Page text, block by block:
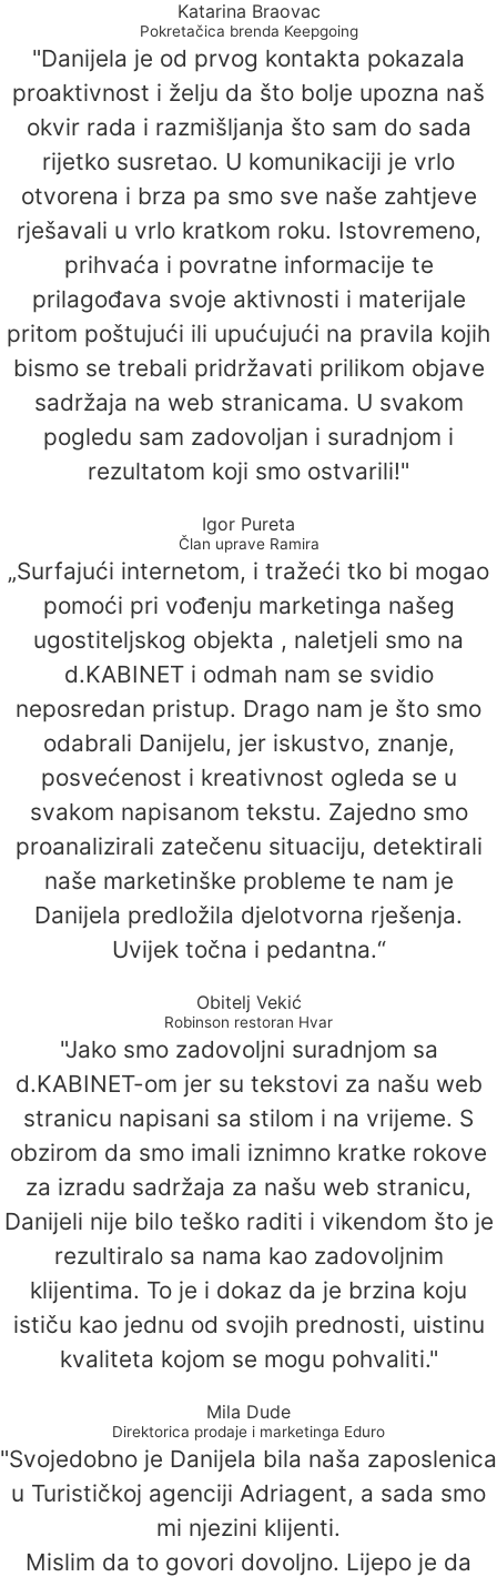
Katarina Braovac
Pokretačica brenda Keepgoing
"Danijela je od prvog kontakta pokazala
proaktivnost i želju da što bolje upozna naš
okvir rada i razmišljanja što sam do sada
rijetko susretao. U komunikaciji je vrlo
otvorena i brza pa smo sve naše zahtjeve
rješavali u vrlo kratkom roku. Istovremeno,
prihvaća i povratne informacije te
prilagođava svoje aktivnosti i materijale
pritom poštujući ili upućujući na pravila kojih
bismo se trebali pridržavati prilikom objave
sadržaja na web stranicama. U svakom
pogledu sam zadovoljan i suradnjom i
rezultatom koji smo ostvarili!"
Igor Pureta
Član uprave Ramira
„Surfajući internetom, i tražeći tko bi mogao
pomoći pri vođenju marketinga našeg
ugostiteljskog objekta , naletjeli smo na
d.KABINET i odmah nam se svidio
neposredan pristup. Drago nam je što smo
odabrali Danijelu, jer iskustvo, znanje,
posvećenost i kreativnost ogleda se u
svakom napisanom tekstu. Zajedno smo
proanalizirali zatečenu situaciju, detektirali
naše marketinške probleme te nam je
Danijela predložila djelotvorna rješenja.
Uvijek točna i pedantna.“
Obitelj Vekić
Robinson restoran Hvar
"Jako smo zadovoljni suradnjom sa
d.KABINET-om jer su tekstovi za našu web
stranicu napisani sa stilom i na vrijeme. S
obzirom da smo imali iznimno kratke rokove
za izradu sadržaja za našu web stranicu,
Danijeli nije bilo teško raditi i vikendom što je
rezultiralo sa nama kao zadovoljnim
klijentima. To je i dokaz da je brzina koju
ističu kao jednu od svojih prednosti, uistinu
kvaliteta kojom se mogu pohvaliti."
Mila Dude
Direktorica prodaje i marketinga Eduro
"Svojedobno je Danijela bila naša zaposlenica
u Turističkoj agenciji Adriagent, a sada smo
mi njezini klijenti.
Mislim da to govori dovoljno. Lijepo je da